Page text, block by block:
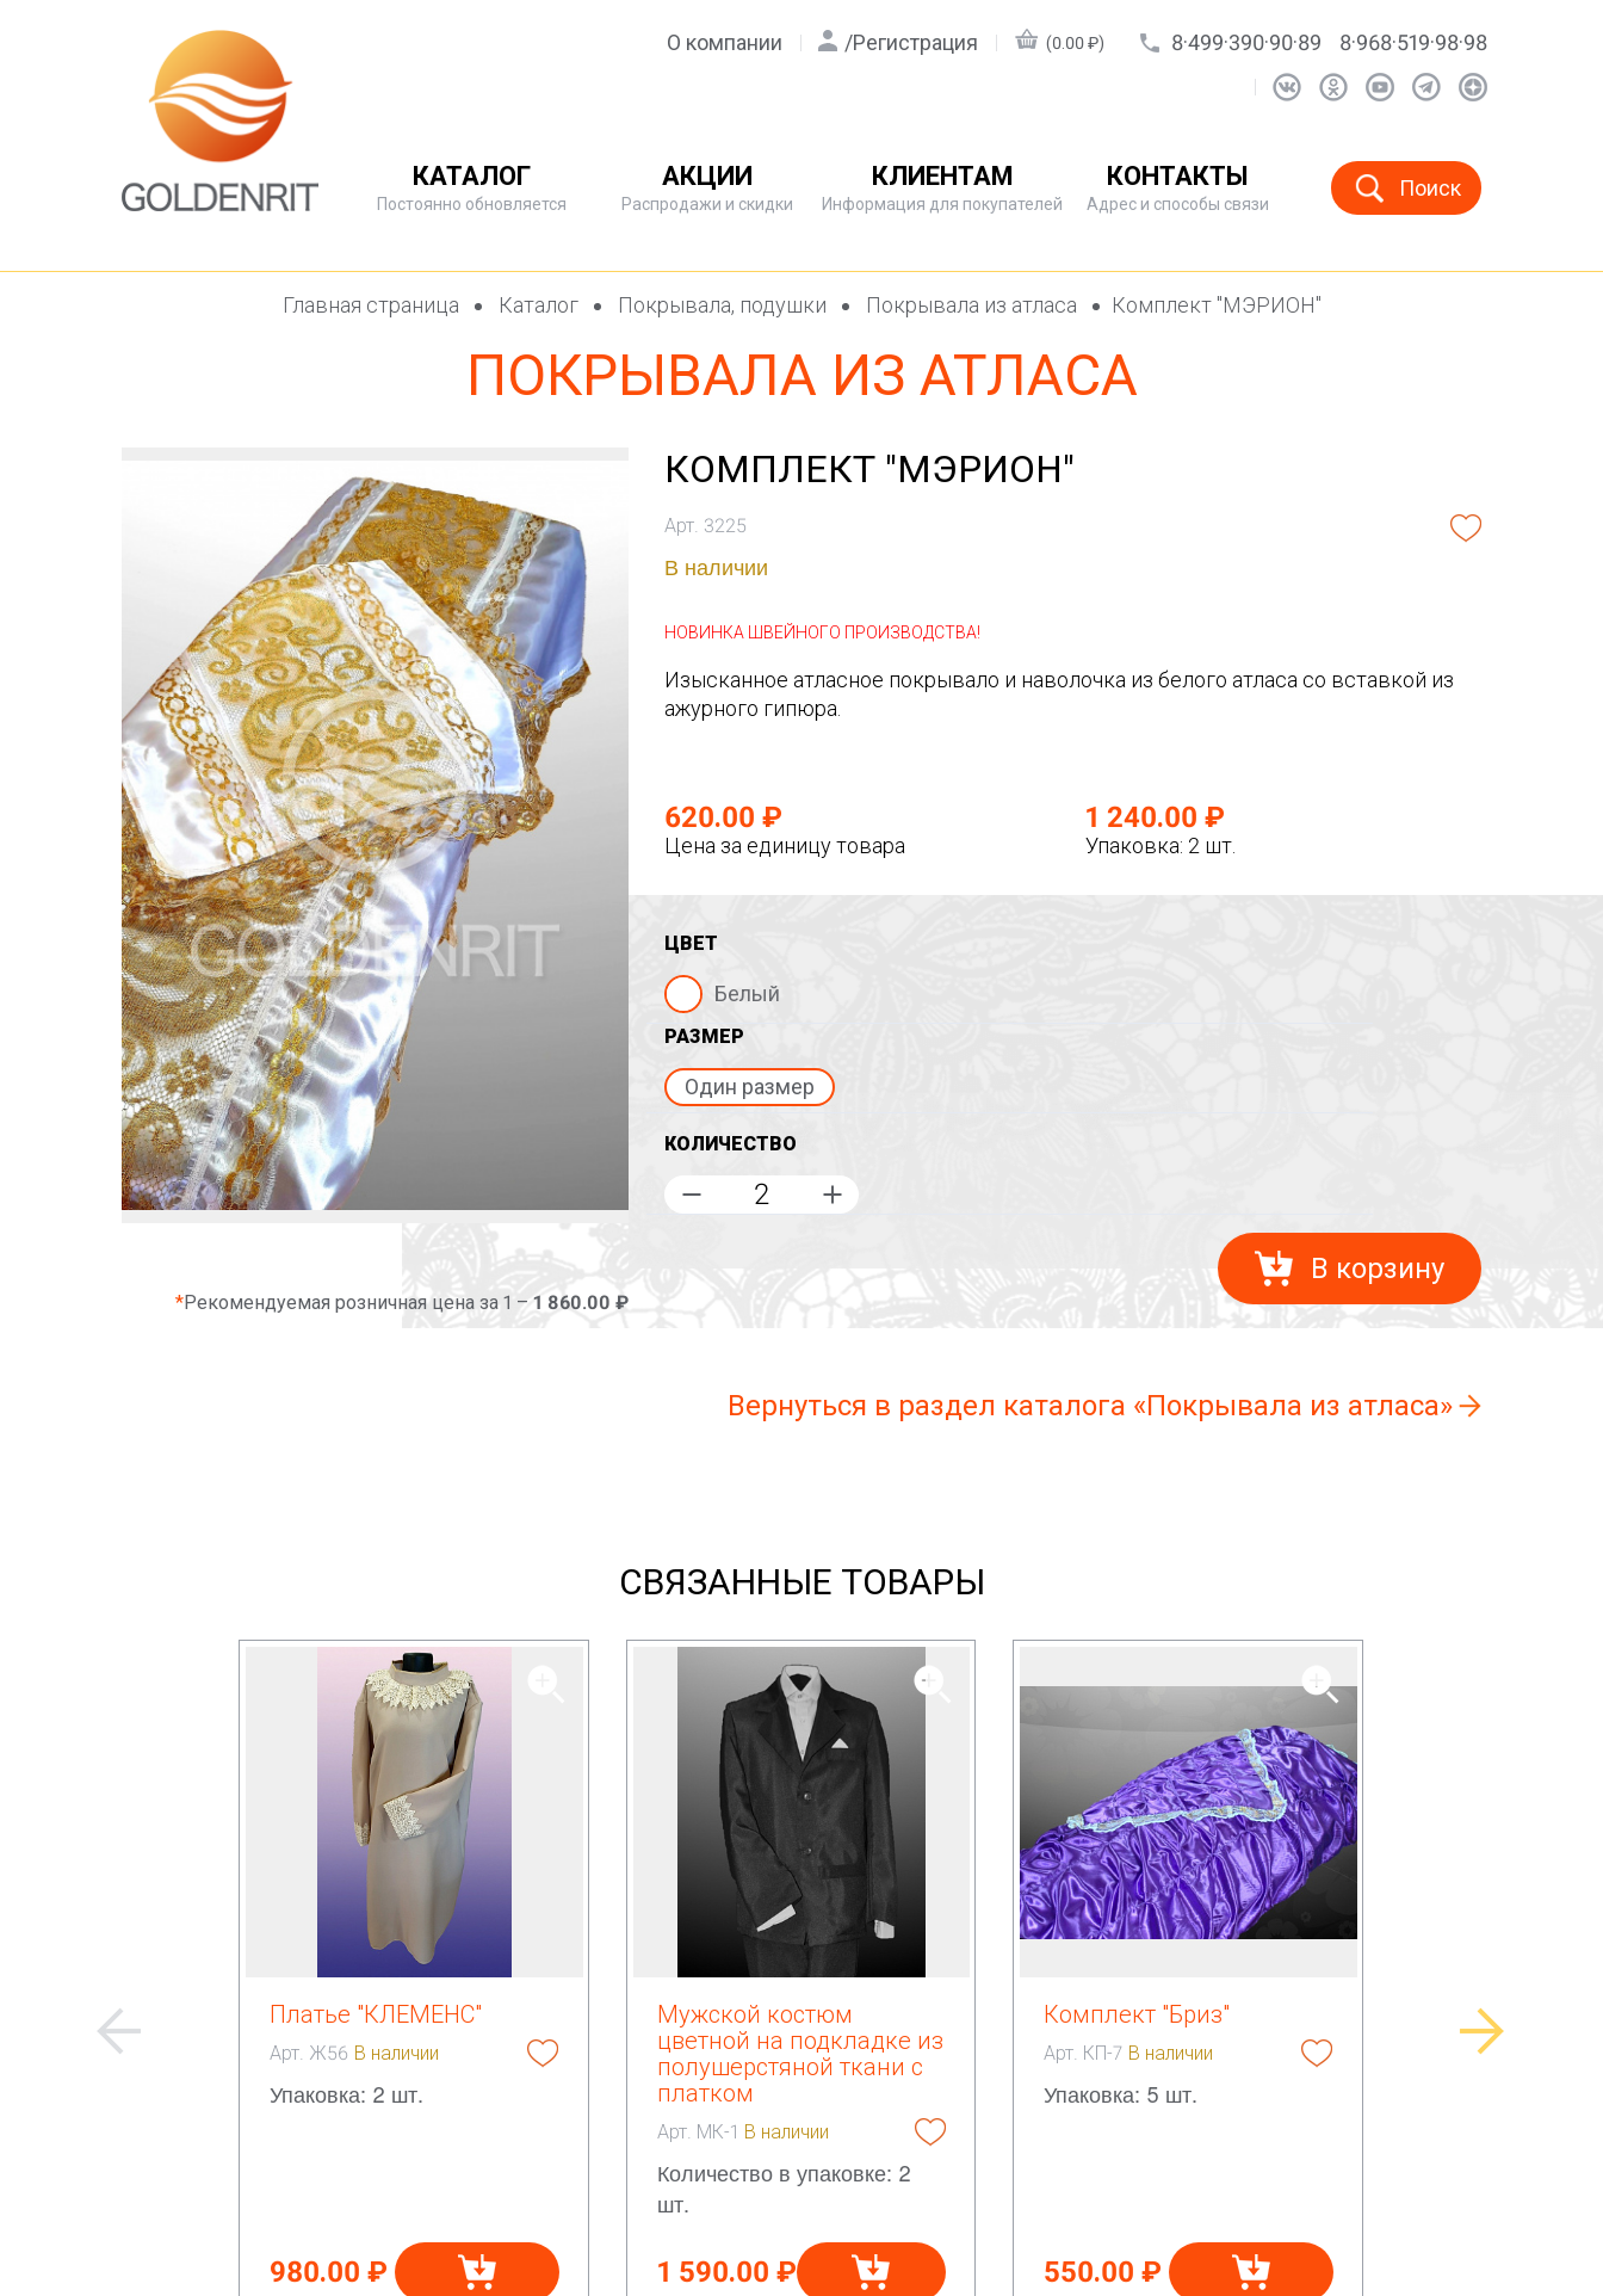
О компании /Регистрация (0.00 ₽) 8·499·390·90·89 8·968·519·98·98
КАТАЛОГ
Постоянно обновляется
АКЦИИ
Распродажи и скидки
КЛИЕНТАМ
Информация для покупателей
КОНТАКТЫ
Адрес и способы связи
Поиск
Главная страница Каталог Покрывала, подушки Покрывала из атласа Комплект "МЭРИОН"
ПОКРЫВАЛА ИЗ АТЛАСА
*Рекомендуемая розничная цена за 1 – 1 860.00 ₽
КОМПЛЕКТ "МЭРИОН"
Арт. 3225
В наличии
НОВИНКА ШВЕЙНОГО ПРОИЗВОДСТВА!
Изысканное атласное покрывало и наволочка из белого атласа со вставкой из
ажурного гипюра.
620.00 ₽
Цена за единицу товара
1 240.00 ₽
Упаковка: 2 шт.
ЦВЕТ
Белый
РАЗМЕР
Один размер
КОЛИЧЕСТВО
В корзину
Вернуться в раздел каталога «Покрывала из атласа»
СВЯЗАННЫЕ ТОВАРЫ
Платье "КЛЕМЕНС"
Арт. Ж56 В наличии
Упаковка: 2 шт.
980.00 ₽
Мужской костюм
цветной на подкладке из
полушерстяной ткани с
платком
Арт. МК-1 В наличии
Количество в упаковке: 2
шт.
1 590.00 ₽
Комплект "Бриз"
Арт. КП-7 В наличии
Упаковка: 5 шт.
550.00 ₽